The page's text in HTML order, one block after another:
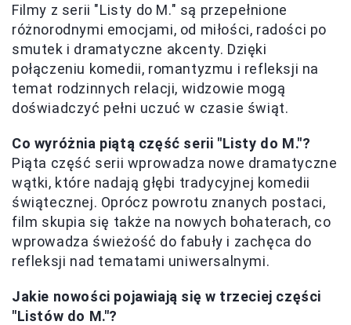
Filmy z serii "Listy do M." są przepełnione
różnorodnymi emocjami, od miłości, radości po
smutek i dramatyczne akcenty. Dzięki
połączeniu komedii, romantyzmu i refleksji na
temat rodzinnych relacji, widzowie mogą
doświadczyć pełni uczuć w czasie świąt.
Co wyróżnia piątą część serii "Listy do M."?
Piąta część serii wprowadza nowe dramatyczne
wątki, które nadają głębi tradycyjnej komedii
świątecznej. Oprócz powrotu znanych postaci,
film skupia się także na nowych bohaterach, co
wprowadza świeżość do fabuły i zachęca do
refleksji nad tematami uniwersalnymi.
Jakie nowości pojawiają się w trzeciej części
"Listów do M."?